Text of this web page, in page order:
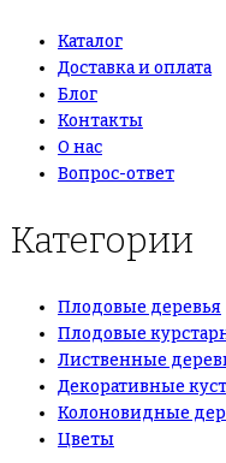
Каталог
Доставка и оплата
Блог
Контакты
О нас
Вопрос-ответ
Категории
Плодовые деревья
Плодовые
Лиственные
Декоративные
Колоновидные
Цветы